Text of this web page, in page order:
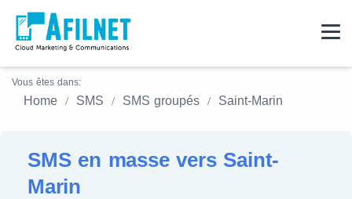
Vous êtes dans:
Home SMS SMS groupés Saint-Marin
SMS en masse vers Saint-
Marin